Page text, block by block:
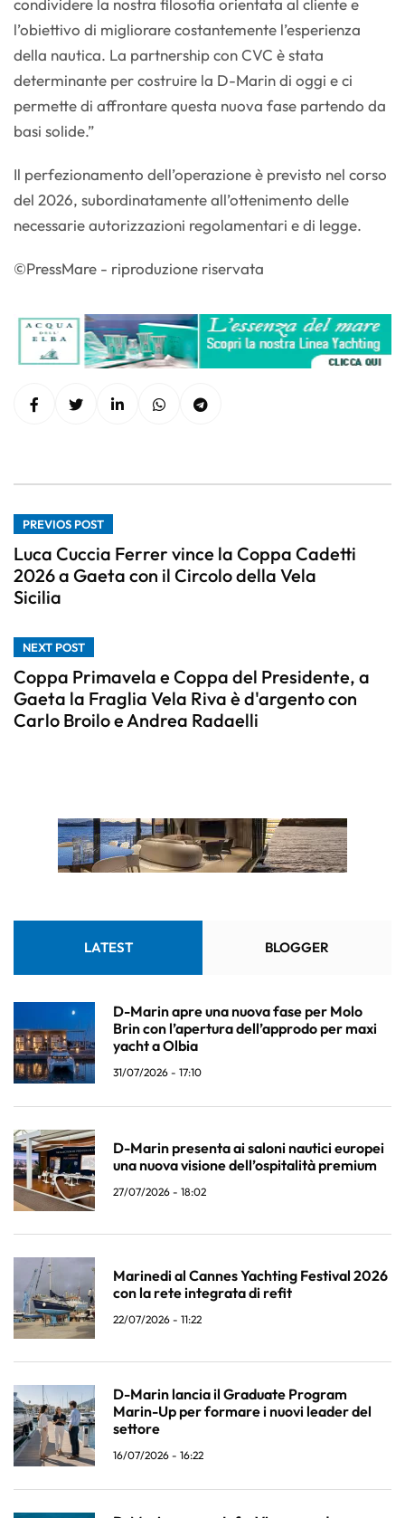
condividere la nostra filosofia orientata al cliente e
l’obiettivo di migliorare costantemente l’esperienza
della nautica. La partnership con CVC è stata
determinante per costruire la D-Marin di oggi e ci
permette di affrontare questa nuova fase partendo da
basi solide.”
Il perfezionamento dell’operazione è previsto nel corso
del 2026, subordinatamente all’ottenimento delle
necessarie autorizzazioni regolamentari e di legge.
©PressMare - riproduzione riservata
PREVIOS POST
Luca Cuccia Ferrer vince la Coppa Cadetti
2026 a Gaeta con il Circolo della Vela
Sicilia
NEXT POST
Coppa Primavela e Coppa del Presidente, a
Gaeta la Fraglia Vela Riva è d'argento con
Carlo Broilo e Andrea Radaelli
LATEST BLOGGER
D-Marin apre una nuova fase per Molo
Brin con l’apertura dell’approdo per maxi
yacht a Olbia
31/07/2026 - 17:10
D-Marin presenta ai saloni nautici europei
una nuova visione dell’ospitalità premium
27/07/2026 - 18:02
Marinedi al Cannes Yachting Festival 2026
con la rete integrata di refit
22/07/2026 - 11:22
D-Marin lancia il Graduate Program
Marin-Up per formare i nuovi leader del
settore
16/07/2026 - 16:22